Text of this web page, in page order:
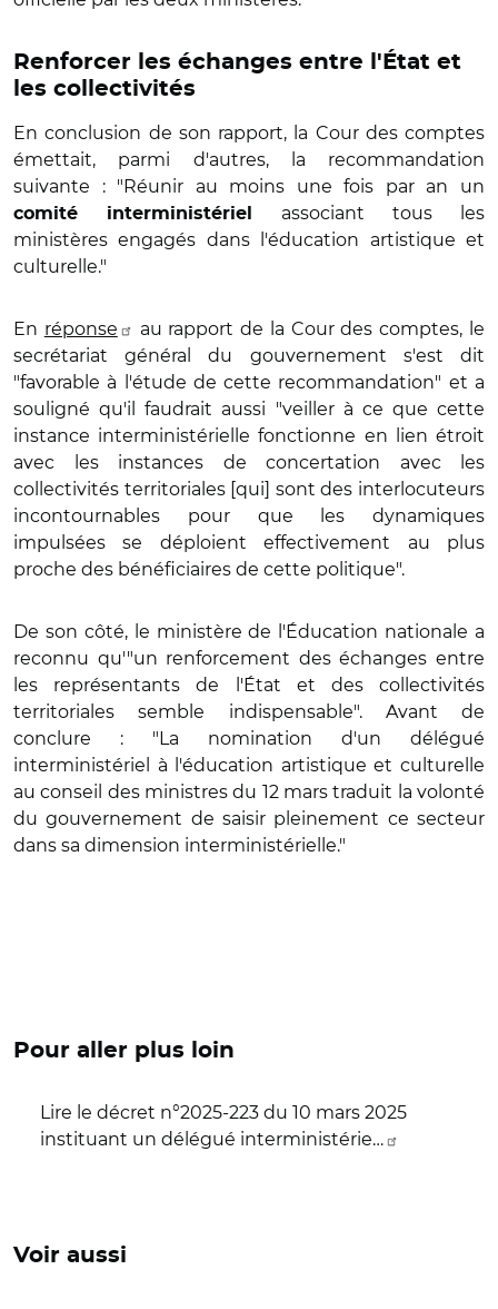
Renforcer les échanges entre l'État et
les collectivités
En conclusion de son rapport, la Cour des comptes
émettait, parmi d'autres, la recommandation
suivante : "Réunir au moins une fois par an un
comité interministériel
associant tous les
ministères engagés dans l'éducation artistique et
culturelle."
En réponse
au rapport de la Cour des comptes, le
secrétariat général du gouvernement s'est dit
"favorable à l'étude de cette recommandation" et a
souligné qu'il faudrait aussi "veiller à ce que cette
instance interministérielle fonctionne en lien étroit
avec les instances de concertation avec les
collectivités territoriales [qui] sont des interlocuteurs
incontournables pour que les dynamiques
impulsées se déploient effectivement au plus
proche des bénéficiaires de cette politique".
De son côté, le ministère de l'Éducation nationale a
reconnu qu'"un renforcement des échanges entre
les représentants de l'État et des collectivités
territoriales semble indispensable". Avant de
conclure : "La nomination d'un délégué
interministériel à l'éducation artistique et culturelle
au conseil des ministres du 12 mars traduit la volonté
du gouvernement de saisir pleinement ce secteur
dans sa dimension interministérielle."
Pour aller plus loin
Lire le décret n°2025-223 du 10 mars 2025
instituant un délégué interministérie…
Voir aussi